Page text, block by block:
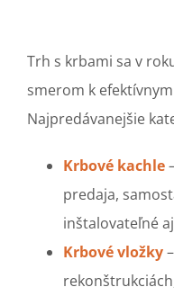
Trh s krbami sa v
smerom k
Najpredávanejšie
Krbové kachle
predaja,
inštalovateľné
Krbové vložky